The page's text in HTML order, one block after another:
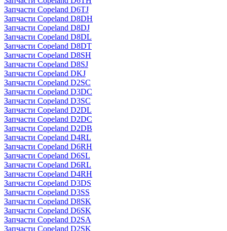
Запчасти Copeland D6TJ
Запчасти Copeland D8DH
Запчасти Copeland D8DJ
Запчасти Copeland D8DL
Запчасти Copeland D8DT
Запчасти Copeland D8SH
Запчасти Copeland D8SJ
Запчасти Copeland DKJ
Запчасти Copeland D2SC
Запчасти Copeland D3DC
Запчасти Copeland D3SC
Запчасти Copeland D2DL
Запчасти Copeland D2DC
Запчасти Copeland D2DB
Запчасти Copeland D4RL
Запчасти Copeland D6RH
Запчасти Copeland D6SL
Запчасти Copeland D6RL
Запчасти Copeland D4RH
Запчасти Copeland D3DS
Запчасти Copeland D3SS
Запчасти Copeland D8SK
Запчасти Copeland D6SK
Запчасти Copeland D2SA
Запчасти Copeland D2SK